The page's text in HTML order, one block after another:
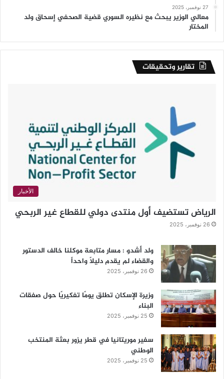
27 نوفمبر، 2025
معالي الوزير يبحث مع نظيره السوري قضية الصحفي إسحاق ولد
المختار
تقارير وتحقيقات
الأخبار
الرياض تستضيف أول منتدى دولي للقطاع غير الربحي
26 نوفمبر، 2025
ولد أشدو : مسار متابعة موكلنا خالف الدستور
والقضاء لم يقدم دليلاً واحداً
26 نوفمبر، 2025
وزيرة الإسكان تطلق يومًا تفكيريًا حول صفقات
البناء
25 نوفمبر، 2025
سفير موريتانيا في قطر يزور بعثة المنتخب
الوطني
25 نوفمبر، 2025